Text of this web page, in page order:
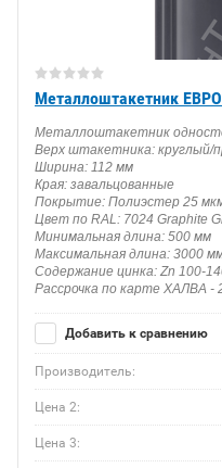
Металлоштакетник
Металлоштакетник
Верх штакетника: круглый/
Ширина: 112 мм
Края: завальцованные
Покрытие: Полиэстер 25
Цвет по RAL: 7024 Graphite
Минимальная длина: 500 мм
Максимальная длина: 3000
Содержание цинка: Zn 100-
Рассрочка по карте ХАЛВА -
Добавить к сравнению
Производитель:
Цена 2:
Цена 3: